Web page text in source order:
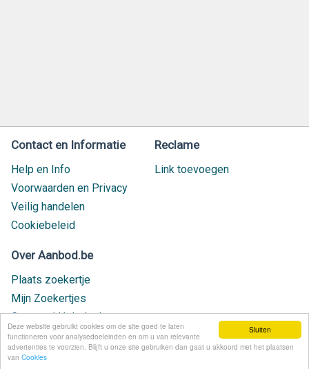
Sluiten
Deze website gebruikt cookies om de site goed te laten
functioneren voor analysedoeleinden en om u van relevante
advertenties te voorzien. Blijft u onze site gebruiken dan gaat u akkoord met het plaatsen
van Cookies
Contact en Informatie
Help en Info
Voorwaarden en Privacy
Veilig handelen
Cookiebeleid
Reclame
Link toevoegen
Over Aanbod.be
Plaats zoekertje
Mijn Zoekertjes
Contact / Helpdesk
Nieuw geplaatst